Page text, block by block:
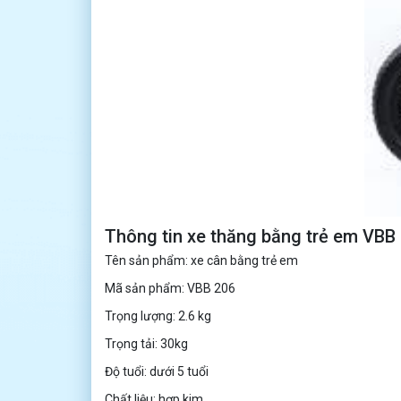
Thông tin xe thăng bằng trẻ em VBB
Tên sản phẩm: xe cân bằng trẻ em
Mã sản phẩm: VBB 206
Trọng lượng: 2.6 kg
Trọng tải: 30kg
Độ tuổi: dưới 5 tuổi